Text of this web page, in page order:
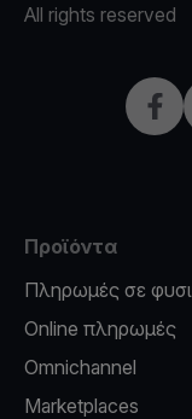
All rights reserved
Προϊόντα
Πληρωμές σε
Online πληρωμές
Omnichannel
Marketplaces